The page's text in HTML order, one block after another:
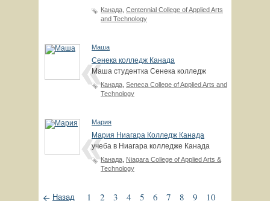
Канада Centennial College of Applied Arts
and Technology
Маша
Сенека колледж Канада
Маша студентка Сенека колледж
Канада Seneca College of Applied Arts and
Technology
Мария
Мария Ниагара Колледж Канада
учеба в Ниагара колледже Канада
Канада Niagara College of Applied Arts &
Technology
Назад 1 2 3 4 5 6 7 8 9
10